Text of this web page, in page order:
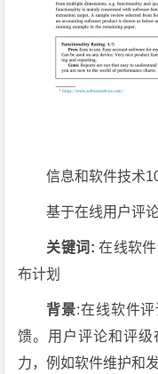
信息和软件技术
基于在线用户评
关键词: 在线软
布计划
背景:在线软件
馈。用户评论和评
力，例如软件维护和